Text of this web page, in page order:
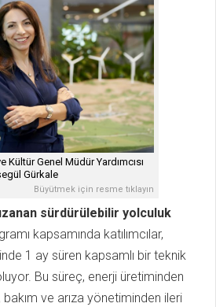
Kültür Genel Müdür Yardımcısı
Gürkale
Büyütmek için resme tıklayın
sürdürülebilir yolculuk
kapsamında katılımcılar,
1 ay süren kapsamlı bir teknik
Bu süreç, enerji üretiminden
ve arıza yönetiminden ileri